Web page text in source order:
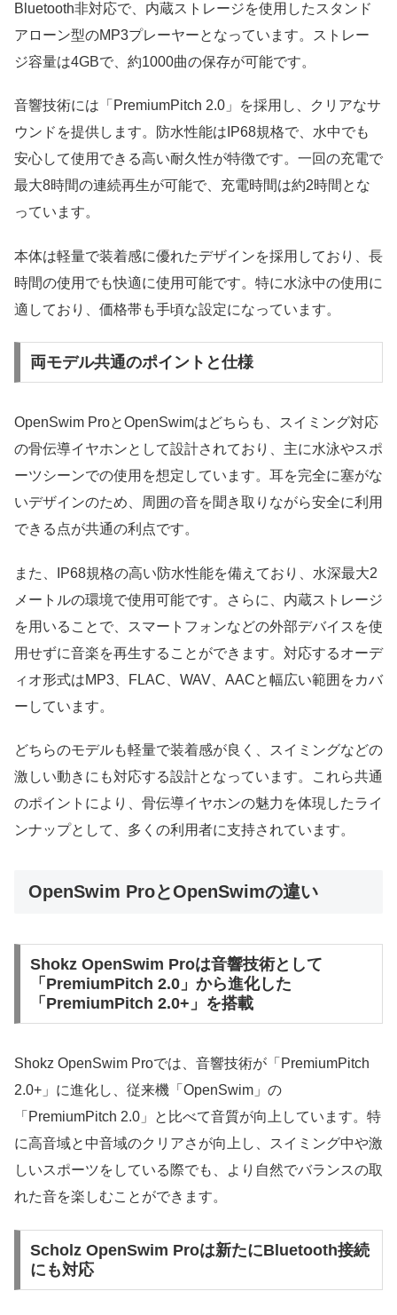
Bluetooth非対応で、内蔵ストレージを使用したスタンド
アローン型のMP3プレーヤーとなっています。ストレー
ジ容量は4GBで、約1000曲の保存が可能です。
音響技術には「PremiumPitch 2.0」を採用し、クリアなサ
ウンドを提供します。防水性能はIP68規格で、水中でも
安心して使用できる高い耐久性が特徴です。一回の充電で
最大8時間の連続再生が可能で、充電時間は約2時間とな
っています。
本体は軽量で装着感に優れたデザインを採用しており、長
時間の使用でも快適に使用可能です。特に水泳中の使用に
適しており、価格帯も手頃な設定になっています。
両モデル共通のポイントと仕様
OpenSwim ProとOpenSwimはどちらも、スイミング対応
の骨伝導イヤホンとして設計されており、主に水泳やスポ
ーツシーンでの使用を想定しています。耳を完全に塞がな
いデザインのため、周囲の音を聞き取りながら安全に利用
できる点が共通の利点です。
また、IP68規格の高い防水性能を備えており、水深最大2
メートルの環境で使用可能です。さらに、内蔵ストレージ
を用いることで、スマートフォンなどの外部デバイスを使
用せずに音楽を再生することができます。対応するオーデ
ィオ形式はMP3、FLAC、WAV、AACと幅広い範囲をカバ
ーしています。
どちらのモデルも軽量で装着感が良く、スイミングなどの
激しい動きにも対応する設計となっています。これら共通
のポイントにより、骨伝導イヤホンの魅力を体現したライ
ンナップとして、多くの利用者に支持されています。
OpenSwim ProとOpenSwimの違い
Shokz OpenSwim Proは音響技術として
「PremiumPitch 2.0」から進化した
「PremiumPitch 2.0+」を搭載
Shokz OpenSwim Proでは、音響技術が「PremiumPitch
2.0+」に進化し、従来機「OpenSwim」の
「PremiumPitch 2.0」と比べて音質が向上しています。特
に高音域と中音域のクリアさが向上し、スイミング中や激
しいスポーツをしている際でも、より自然でバランスの取
れた音を楽しむことができます。
Scholz OpenSwim Proは新たにBluetooth接続
にも対応